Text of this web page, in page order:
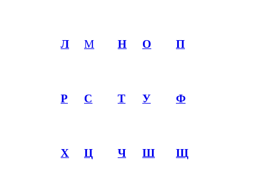
Л М Н О П
Р С Т У Ф
Х Ц Ч Ш Щ